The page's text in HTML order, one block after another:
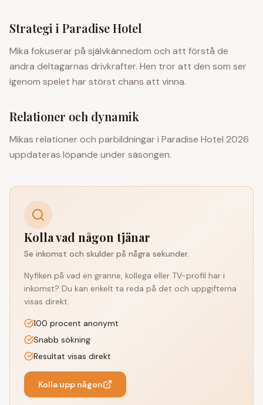
Strategi i Paradise Hotel
Mika fokuserar på självkännedom och att förstå de
andra deltagarnas drivkrafter. Hen tror att den som ser
igenom spelet har störst chans att vinna.
Relationer och dynamik
Mikas relationer och parbildningar i Paradise Hotel 2026
uppdateras löpande under säsongen.
Kolla vad någon tjänar
Se inkomst och skulder på några sekunder.
Nyfiken på vad en granne, kollega eller TV-profil har i
inkomst? Du kan enkelt ta reda på det och uppgifterna
visas direkt.
100 procent anonymt
Snabb sökning
Resultat visas direkt
Kolla upp någon